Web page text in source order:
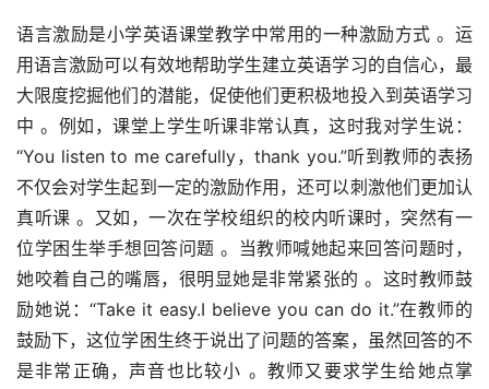
语言激励是小学英语课堂教学中常用的一种激励方式 。运
用语言激励可以有效地帮助学生建立英语学习的自信心，最
大限度挖掘他们的潜能，促使他们更积极地投入到英语学习
中 。例如，课堂上学生听课非常认真，这时我对学生说：
“You listen to me carefully，thank you.”听到教师的表扬
不仅会对学生起到一定的激励作用，还可以刺激他们更加认
真听课 。又如，一次在学校组织的校内听课时，突然有一
位学困生举手想回答问题 。当教师喊她起来回答问题时，
她咬着自己的嘴唇，很明显她是非常紧张的 。这时教师鼓
励她说：“Take it easy.I believe you can do it.”在教师的
鼓励下，这位学困生终于说出了问题的答案，虽然回答的不
是非常正确，声音也比较小 。教师又要求学生给她点掌